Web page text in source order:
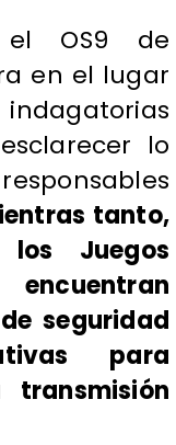
el OS9 de
en el lugar
indagatorias
lo
tanto,
Juegos
seguridad
para